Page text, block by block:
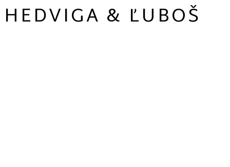
HEDVIGA & ĽUBOŠ